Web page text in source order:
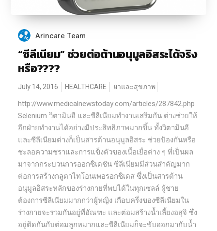
Arincare Team
“ซีลีเนียม” ช่วยต่อต้านอนุมูลอิสระได้จริง
หรือ????
July 14, 2016 HEALTHCARE ยาและสุขภาพ
http://www.medicalnewstoday.com/articles/287842.php
Selenium วิตามินอี และซีลีเนียมทำงานเสริมกัน ต่างช่วยให้
อีกฝ่ายทำงานได้อย่างมีประสิทธิภาพมากขึ้น ทั้งวิตามินอี
และซีลีเนียมต่างก็เป็นสารต้านอนุมูลอิสระ ช่วยป้องกันหรือ
ชะลอความชราและการแข็งตัวของเนื้อเยื่อต่าง ๆ ที่เป็นผล
มาจากกระบวนการออกซิเดชัน ซีลีเนียมมีส่วนสำคัญมาก
ต่อการสร้างกลูตาไทโอนเพอรอกซิเดส ซึ่งเป็นสารต้าน
อนุมูลอิสระหลักของร่างกายที่พบได้ในทุกเซลล์ ผู้ชาย
ต้องการซีลีเนียมมากกว่าผู้หญิง เกือบครึ่งของซีลีเนียมใน
ร่างกายจะรวมกันอยู่ที่อัณฑะ และต่อมสร้างน้ำเลี้ยงอสุจิ ซึ่ง
อยู่ติดกันกับต่อมลูกหมากและซีลีเนียมก็จะขับออกมากับน้ำ